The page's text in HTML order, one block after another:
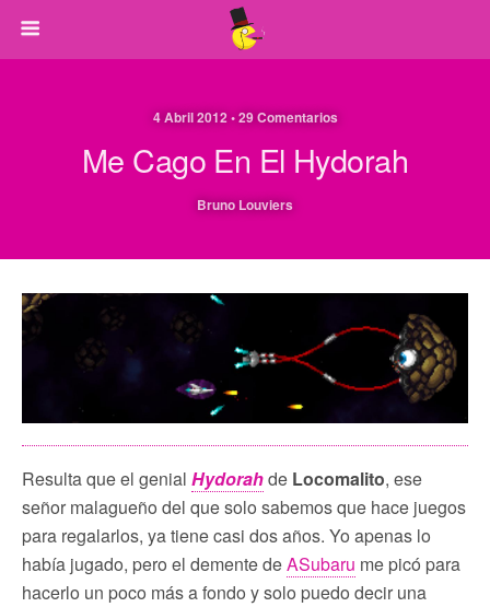
4 Abril 2012 • 29 Comentarios
Me Cago En El Hydorah
Bruno Louviers
Resulta que el genial Hydorahde Locomalito, ese
señor malagueño del que solo sabemos que hace juegos
para regalarlos, ya tiene casi dos años. Yo apenas lo
había jugado, pero el demente deASubaru me picó para
hacerlo un poco más a fondo y solo puedo decir una